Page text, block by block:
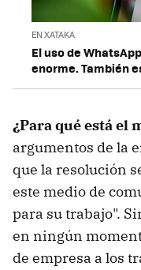
EN XATAKA
El uso de
enorme. También
¿Para qué está el
argumentos de la
que la resolución
este medio de
para su trabajo".
en ningún
de empresa a los